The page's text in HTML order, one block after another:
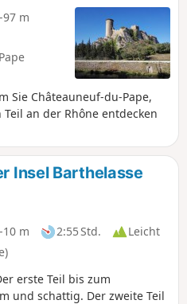
-97 m
Sie Châteauneuf-du-Pape,
an der Rhône entdecken
Insel Barthelasse
-10 m 2:55 Std.
Leicht
erste Teil bis zum
und schattig. Der zweite Teil